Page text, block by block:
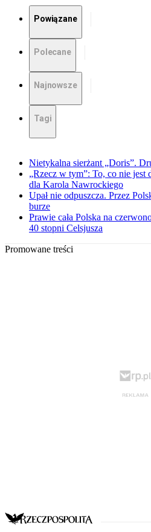
Powiązane
Polecane
Najnowsze
Tagi
Nietykalna sierżant „Doris”.
„Rzecz w tym”: To, co nie jest
dla Karola Nawrockiego
Upał nie odpuszcza. Przez
burze
Prawie cała Polska na
40 stopni Celsjusza
Promowane treści